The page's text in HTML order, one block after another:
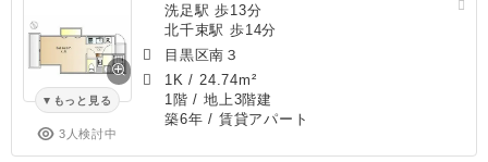
もっと見る
3人検討中
洗足駅 歩13分
北千束駅 歩14分
目黒区南３
1K / 24.74m²
1階 / 地上3階建
築6年 / 賃貸アパート